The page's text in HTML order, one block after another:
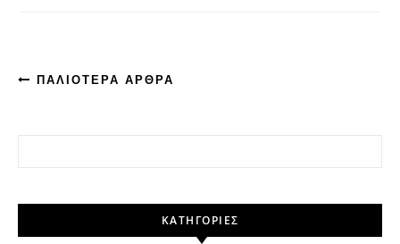
ΠΑΛΙΌΤΕΡΑ ΆΡΘΡΑ
KΑΤΗΓΟΡΊΕΣ